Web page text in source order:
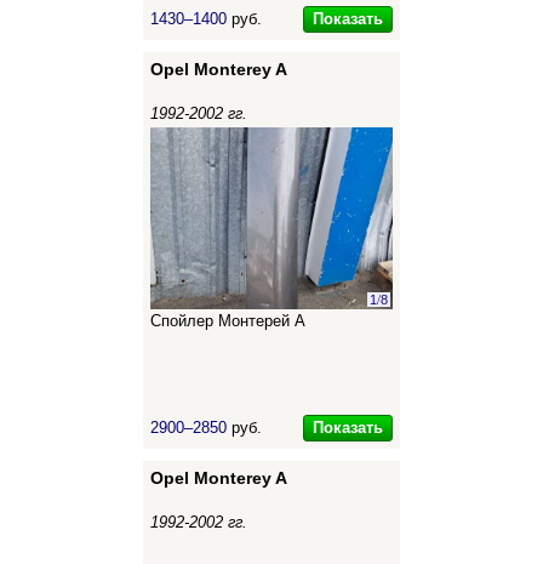
1430–1400 руб. Показать
Opel Monterey A
1992-2002 гг.
1/8
Спойлер Монтерей А
2900–2850 руб. Показать
Opel Monterey A
1992-2002 гг.